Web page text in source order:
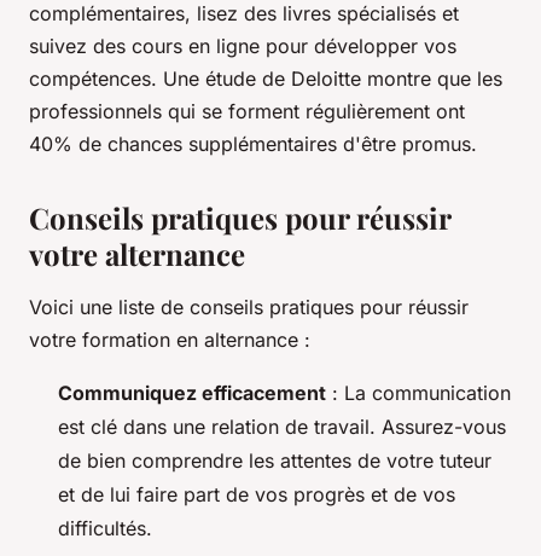
complémentaires, lisez des livres spécialisés et
suivez des cours en ligne pour développer vos
compétences. Une étude de Deloitte montre que les
professionnels qui se forment régulièrement ont
40% de chances supplémentaires d'être promus.
Conseils pratiques pour réussir
votre alternance
Voici une liste de conseils pratiques pour réussir
votre formation en alternance :
Communiquez efficacement : La communication
est clé dans une relation de travail. Assurez-vous
de bien comprendre les attentes de votre tuteur
et de lui faire part de vos progrès et de vos
difficultés.